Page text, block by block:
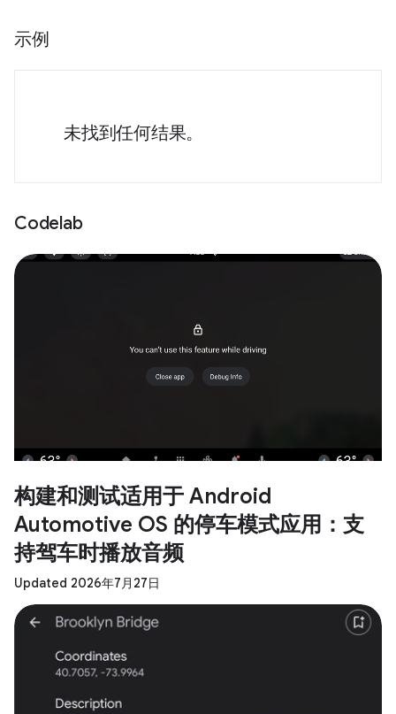
示例
未找到任何结果。
Codelab
构建和测试适用于 Android
Automotive OS 的停车模式应用：支
持驾车时播放音频
Updated 2026年7月27日